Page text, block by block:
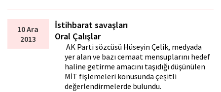
10 Ara
2013
İstihbarat savaşları
Oral Çalışlar
AK Parti sözcüsü Hüseyin Çelik, medyada
yer alan ve bazı cemaat mensuplarını hedef
haline getirme amacını taşıdığı düşünülen
MİT fişlemeleri konusunda çeşitli
değerlendirmelerde bulundu.